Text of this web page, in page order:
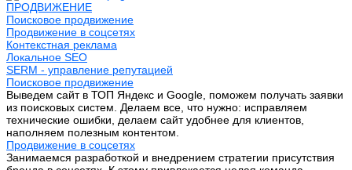
ПРОДВИЖЕНИЕ
Поисковое продвижение
Продвижение в соцсетях
Контекстная реклама
Локальное SEO
SERM - управление репутацией
Поисковое продвижение
Выведем сайт в ТОП Яндекс и Google, поможем получать заявки
из поисковых систем. Делаем все, что нужно: исправляем
технические ошибки, делаем сайт удобнее для клиентов,
наполняем полезным контентом.
Продвижение в соцсетях
Занимаемся разработкой и внедрением стратегии присутствия